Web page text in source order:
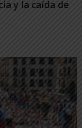
y la caída de